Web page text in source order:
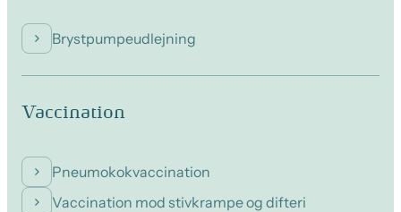
Brystpumpeudlejning
Vaccination
Pneumokokvaccination
Vaccination mod stivkrampe og difteri